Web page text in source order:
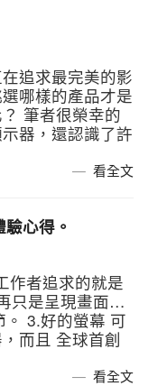
追求最完美的影
哪樣的產品才是
筆者很榮幸的
器，還認識了許
看全文
心得。
作者追求的就是
只是呈現畫面…
3.好的螢幕 可
而且 全球首創
看全文